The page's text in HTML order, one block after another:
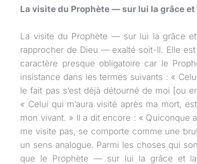
La visite du Prophète — sur lui la grâce
La visite du Prophète — sur lui la grâce
rapprocher de Dieu — exalté soit-ll. Elle
caractère presque obligatoire car le
insistance dans les termes suivants : «
le fait pas s’est déjà détourné de moi [ou
« Celui qui m’aura visité après ma mort,
mon vivant. » Il a dit encore : « Quiconque
me visite pas, se comporte comme une
un sens analogue. Parmi les choses qui
que le Prophète — sur lui la grâce et